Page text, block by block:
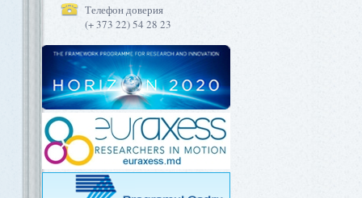
Телефон доверия
(+ 373 22) 54 28 23